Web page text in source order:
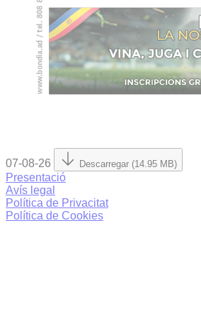
07-08-26 Descarregar (14.95 MB)
Presentació
Avís legal
Política de Privacitat
Política de Cookies